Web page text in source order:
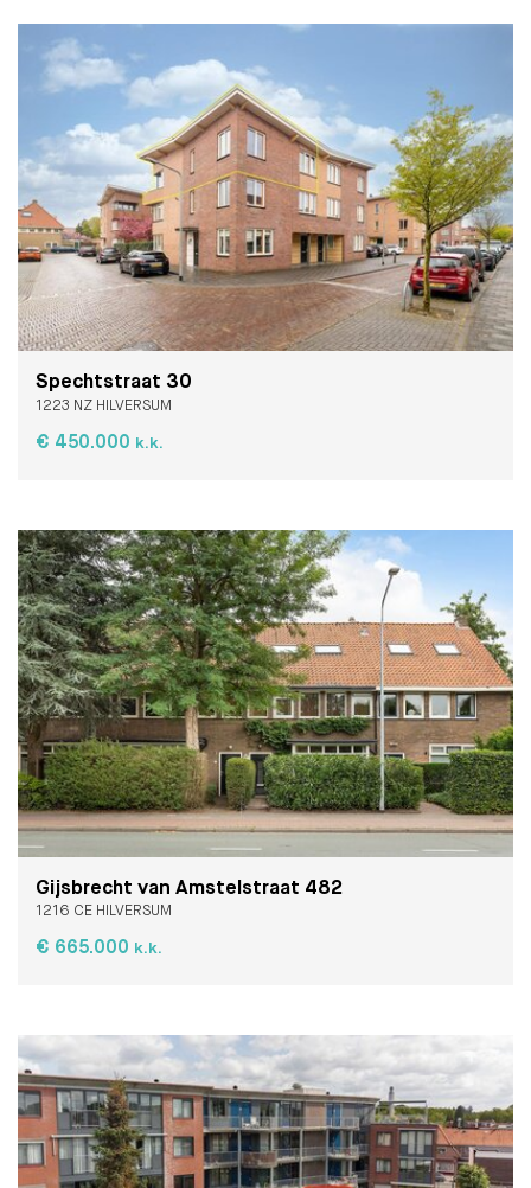
Spechtstraat 30
1223 NZ HILVERSUM
€ 450.000 k.k.
Gijsbrecht van Amstelstraat 482
1216 CE HILVERSUM
€ 665.000 k.k.